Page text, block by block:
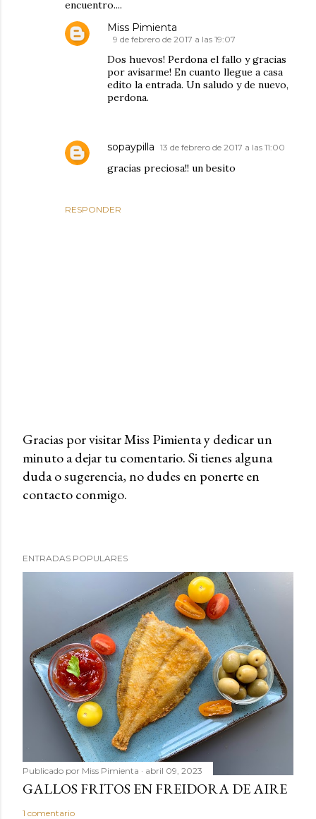
encuentro....
RESPONDER
Miss Pimienta
9 de febrero de 2017 a las 19:07
Dos huevos! Perdona el fallo y gracias
por avisarme! En cuanto llegue a casa
edito la entrada. Un saludo y de nuevo,
perdona.
sopaypilla 13 de febrero de 2017 a las 11:00
gracias preciosa!! un besito
P
u
b
a
r
i
o
Gracias por visitar Miss Pimienta y dedicar un
minuto a dejar tu comentario. Si tienes alguna
duda o sugerencia, no dudes en ponerte en
contacto conmigo.
ENTRADAS POPULARES
Publicado por Miss Pimienta abril 09, 2023
GALLOS FRITOS EN FREIDORA DE AIRE
1 comentario